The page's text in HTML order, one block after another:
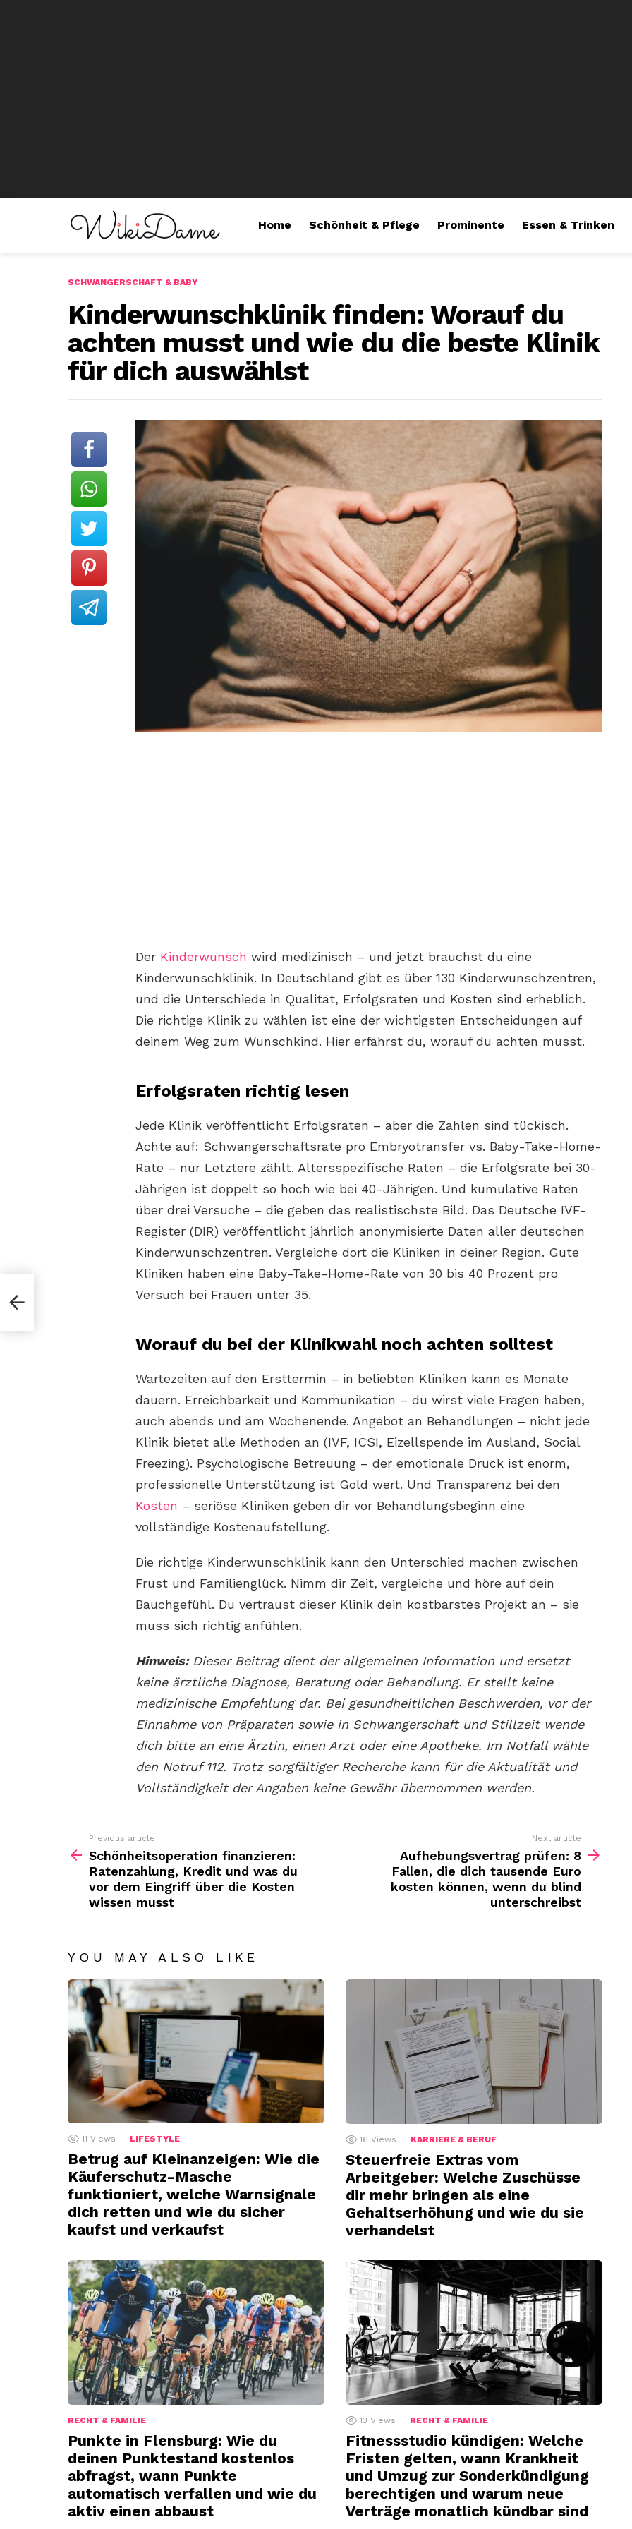
Home Schönheit & Pflege Prominente Essen & Trinken
SCHWANGERSCHAFT & BABY
Kinderwunschklinik finden: Worauf du
achten musst und wie du die beste Klinik
für dich auswählst
Der Kinderwunsch wird medizinisch – und jetzt brauchst du eine
Kinderwunschklinik. In Deutschland gibt es über 130 Kinderwunschzentren,
und die Unterschiede in Qualität, Erfolgsraten und Kosten sind erheblich.
Die richtige Klinik zu wählen ist eine der wichtigsten Entscheidungen auf
deinem Weg zum Wunschkind. Hier erfährst du, worauf du achten musst.
Erfolgsraten richtig lesen
Jede Klinik veröffentlicht Erfolgsraten – aber die Zahlen sind tückisch.
Achte auf: Schwangerschaftsrate pro Embryotransfer vs. Baby-Take-Home-
Rate – nur Letztere zählt. Altersspezifische Raten – die Erfolgsrate bei 30-
Jährigen ist doppelt so hoch wie bei 40-Jährigen. Und kumulative Raten
über drei Versuche – die geben das realistischste Bild. Das Deutsche IVF-
Register (DIR) veröffentlicht jährlich anonymisierte Daten aller deutschen
Kinderwunschzentren. Vergleiche dort die Kliniken in deiner Region. Gute
Kliniken haben eine Baby-Take-Home-Rate von 30 bis 40 Prozent pro
Versuch bei Frauen unter 35.
Worauf du bei der Klinikwahl noch achten solltest
Wartezeiten auf den Ersttermin – in beliebten Kliniken kann es Monate
dauern. Erreichbarkeit und Kommunikation – du wirst viele Fragen haben,
auch abends und am Wochenende. Angebot an Behandlungen – nicht jede
Klinik bietet alle Methoden an (IVF, ICSI, Eizellspende im Ausland, Social
Freezing). Psychologische Betreuung – der emotionale Druck ist enorm,
professionelle Unterstützung ist Gold wert. Und Transparenz bei den
Kosten – seriöse Kliniken geben dir vor Behandlungsbeginn eine
vollständige Kostenaufstellung.
Die richtige Kinderwunschklinik kann den Unterschied machen zwischen
Frust und Familienglück. Nimm dir Zeit, vergleiche und höre auf dein
Bauchgefühl. Du vertraust dieser Klinik dein kostbarstes Projekt an – sie
muss sich richtig anfühlen.
Hinweis:Dieser Beitrag dient der allgemeinen Information und ersetzt
keine ärztliche Diagnose, Beratung oder Behandlung. Er stellt keine
medizinische Empfehlung dar. Bei gesundheitlichen Beschwerden, vor der
Einnahme von Präparaten sowie in Schwangerschaft und Stillzeit wende
dich bitte an eine Ärztin, einen Arzt oder eine Apotheke. Im Notfall wähle
den Notruf 112. Trotz sorgfältiger Recherche kann für die Aktualität und
Vollständigkeit der Angaben keine Gewähr übernommen werden.
more
Previous article
Schönheitsoperation finanzieren:
Ratenzahlung, Kredit und was du
vor dem Eingriff über die Kosten
wissen musst
Next article
Aufhebungsvertrag prüfen: 8
Fallen, die dich tausende Euro
kosten können, wenn du blind
unterschreibst
YOU MAY ALSO LIKE
11 Views LIFESTYLE
Betrug auf Kleinanzeigen: Wie die
Käuferschutz-Masche
funktioniert, welche Warnsignale
dich retten und wie du sicher
kaufst und verkaufst
16 Views KARRIERE & BERUF
Steuerfreie Extras vom
Arbeitgeber: Welche Zuschüsse
dir mehr bringen als eine
Gehaltserhöhung und wie du sie
verhandelst
RECHT & FAMILIE
Punkte in Flensburg: Wie du
deinen Punktestand kostenlos
abfragst, wann Punkte
automatisch verfallen und wie du
aktiv einen abbaust
13 Views RECHT & FAMILIE
Fitnessstudio kündigen: Welche
Fristen gelten, wann Krankheit
und Umzug zur Sonderkündigung
berechtigen und warum neue
Verträge monatlich kündbar sind